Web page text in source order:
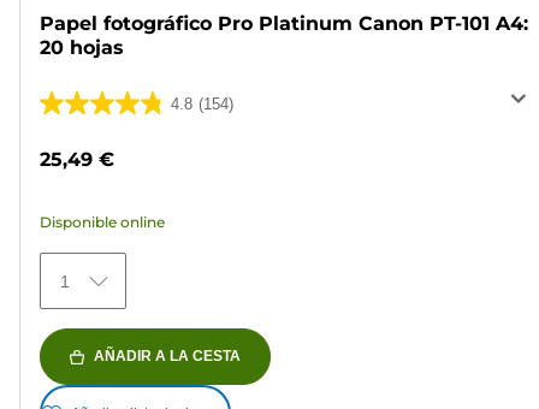
Papel fotográfico Pro Platinum Canon PT-101 A4:
20 hojas
4.8 (154)
4.8
5
154
reseñas
25,49 €
Disponible online
1
AÑADIR A LA CESTA